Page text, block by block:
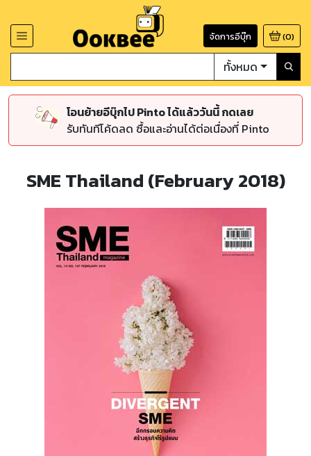
จัดการอีบุ๊ก (0)
ทั้งหมด
โอนย้ายอีบุ๊กไป Pinto ได้แล้ววันนี้ กดเลย
รับทันทีโค้ดลด ซื้อและอ่านได้ต่อเนื่องที่ Pinto
SME Thailand (February 2018)